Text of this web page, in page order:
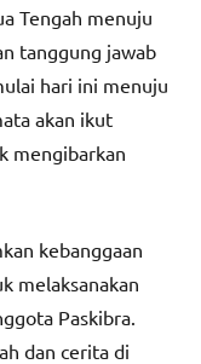
Tengah menuju
tanggung jawab
hari ini menuju
akan ikut
mengibarkan
kebanggaan
melaksanakan
Paskibra.
dan cerita di